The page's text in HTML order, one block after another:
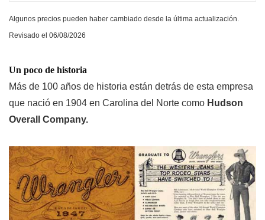
Algunos precios pueden haber cambiado desde la última actualización.
Revisado el 06/08/2026
Un poco de historia
Más de 100 años de historia están detrás de esta empresa
que nació en 1904 en Carolina del Norte como Hudson
Overall Company.